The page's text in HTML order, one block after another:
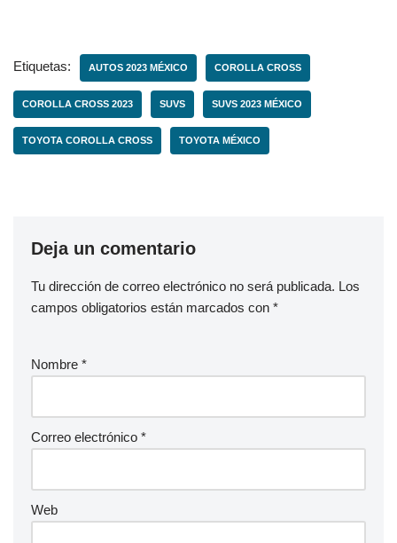
Etiquetas: AUTOS 2023 MÉXICO COROLLA CROSS
COROLLA CROSS 2023 SUVS SUVS 2023 MÉXICO
TOYOTA COROLLA CROSS TOYOTA MÉXICO
Deja un comentario
Tu dirección de correo electrónico no será publicada. Los
campos obligatorios están marcados con *
Nombre *
Correo electrónico *
Web